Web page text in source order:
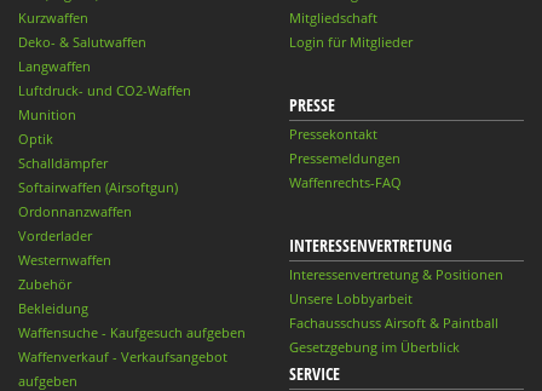
Kurzwaffen
Deko- & Salutwaffen
Langwaffen
Luftdruck- und CO2-Waffen
Munition
Optik
Schalldämpfer
Softairwaffen (Airsoftgun)
Ordonnanzwaffen
Vorderlader
Westernwaffen
Zubehör
Bekleidung
Waffensuche - Kaufgesuch aufgeben
Waffenverkauf - Verkaufsangebot
aufgeben
Mitgliedschaft
Login für Mitglieder
PRESSE
Pressekontakt
Pressemeldungen
Waffenrechts-FAQ
INTERESSENVERTRETUNG
Interessenvertretung & Positionen
Unsere Lobbyarbeit
Fachausschuss Airsoft & Paintball
Gesetzgebung im Überblick
SERVICE